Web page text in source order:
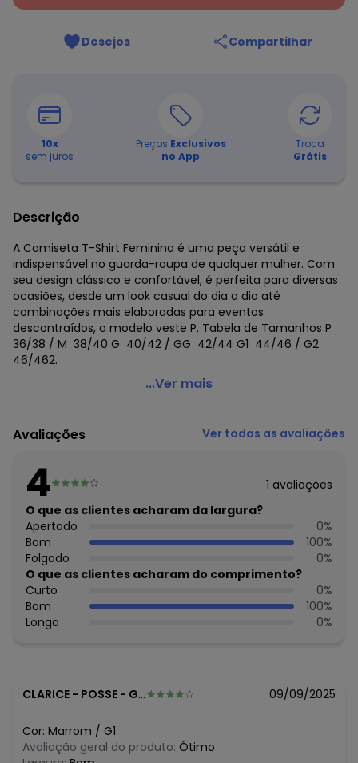
Desejos Compartilhar
10x
sem juros
Preços Exclusivos
no App
Troca
Grátis
Descrição
A Camiseta T-Shirt Feminina é uma peça versátil e
indispensável no guarda-roupa de qualquer mulher. Com
seu design clássico e confortável, é perfeita para diversas
ocasiões, desde um look casual do dia a dia até
combinações mais elaboradas para eventos
descontraídos, a modelo veste P. Tabela de Tamanhos P 
36/38 / M  38/40 G  40/42 / GG  42/44 G1  44/46 / G2 
46/462.
Cianitas - Camiseta Feminina Marrom Escuro Urso Your
Código do produto: 23886062
Gênero : Feminino
Tecido : 30.1 penteado
Histórico de preços
O preço apresentado abaixo é o menor oferecido em
algum dia do mês, para o menor tamanho disponível.
agosto/2026
N/D*
julho/2026
junho/2026 N/D*
maio/2026 N/D*
abril/2026 N/D*
...Ver mais
Avaliações Ver todas as avaliações
4 1 avaliações
O que as clientes acharam da largura?
Apertado
0%
Bom
100%
Folgado
0%
O que as clientes acharam do comprimento?
Curto
0%
Bom
100%
Longo
0%
CLARICE - POSSE - GO 09/09/2025
Cor: Marrom / G1
Avaliação geral do produto: Ótimo